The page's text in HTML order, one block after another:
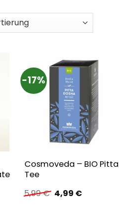
-17%
Cosmoveda – BIO Pitta
Tee
5,99€ Ursprünglicher
Preis
4,99 €Aktueller